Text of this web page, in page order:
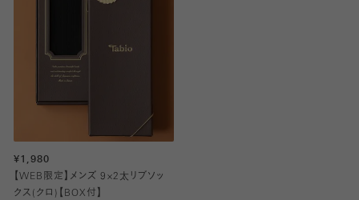
¥1,980
【WEB限定】メンズ 9×2太リブソッ
クス(クロ)【BOX付】